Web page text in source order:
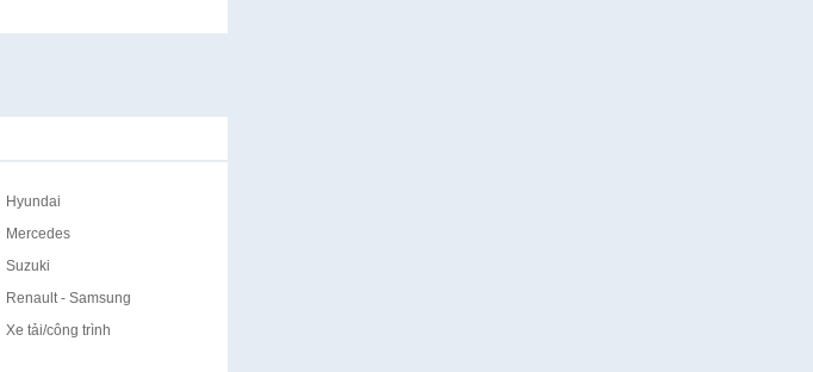
Hyundai
Mercedes
Suzuki
Renault - Samsung
Xe tải/công trình